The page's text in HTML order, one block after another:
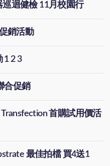
巡迴健檢 11月校園行
銷活動
1 2 3
合促銷
首購試用價活
最佳拍檔 買4送1